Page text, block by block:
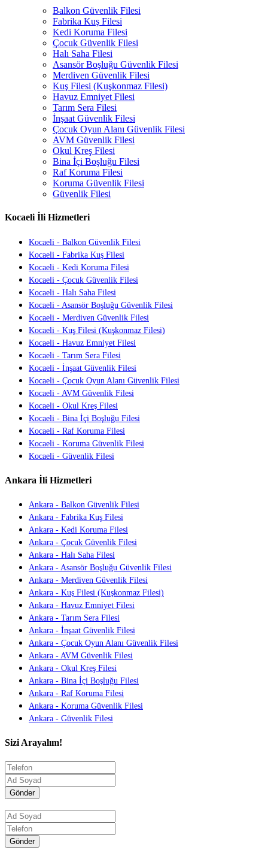
Balkon Güvenlik Filesi
Fabrika Kuş Filesi
Kedi Koruma Filesi
Çocuk Güvenlik Filesi
Halı Saha Filesi
Asansör Boşluğu Güvenlik Filesi
Merdiven Güvenlik Filesi
Kuş Filesi (Kuşkonmaz Filesi)
Havuz Emniyet Filesi
Tarım Sera Filesi
İnşaat Güvenlik Filesi
Çocuk Oyun Alanı Güvenlik Filesi
AVM Güvenlik Filesi
Okul Kreş Filesi
Bina İçi Boşluğu Filesi
Raf Koruma Filesi
Koruma Güvenlik Filesi
Güvenlik Filesi
Kocaeli İli Hizmetleri
Kocaeli - Balkon Güvenlik Filesi
Kocaeli - Fabrika Kuş Filesi
Kocaeli - Kedi Koruma Filesi
Kocaeli - Çocuk Güvenlik Filesi
Kocaeli - Halı Saha Filesi
Kocaeli - Asansör Boşluğu Güvenlik Filesi
Kocaeli - Merdiven Güvenlik Filesi
Kocaeli - Kuş Filesi (Kuşkonmaz Filesi)
Kocaeli - Havuz Emniyet Filesi
Kocaeli - Tarım Sera Filesi
Kocaeli - İnşaat Güvenlik Filesi
Kocaeli - Çocuk Oyun Alanı Güvenlik Filesi
Kocaeli - AVM Güvenlik Filesi
Kocaeli - Okul Kreş Filesi
Kocaeli - Bina İçi Boşluğu Filesi
Kocaeli - Raf Koruma Filesi
Kocaeli - Koruma Güvenlik Filesi
Kocaeli - Güvenlik Filesi
Ankara İli Hizmetleri
Ankara - Balkon Güvenlik Filesi
Ankara - Fabrika Kuş Filesi
Ankara - Kedi Koruma Filesi
Ankara - Çocuk Güvenlik Filesi
Ankara - Halı Saha Filesi
Ankara - Asansör Boşluğu Güvenlik Filesi
Ankara - Merdiven Güvenlik Filesi
Ankara - Kuş Filesi (Kuşkonmaz Filesi)
Ankara - Havuz Emniyet Filesi
Ankara - Tarım Sera Filesi
Ankara - İnşaat Güvenlik Filesi
Ankara - Çocuk Oyun Alanı Güvenlik Filesi
Ankara - AVM Güvenlik Filesi
Ankara - Okul Kreş Filesi
Ankara - Bina İçi Boşluğu Filesi
Ankara - Raf Koruma Filesi
Ankara - Koruma Güvenlik Filesi
Ankara - Güvenlik Filesi
Sizi Arayalım!
Gönder
Gönder